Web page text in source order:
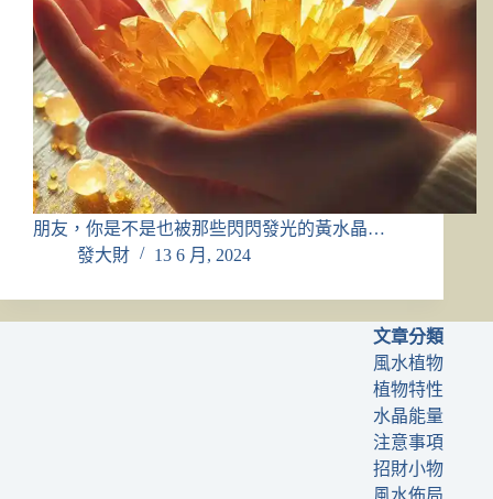
朋友，你是不是也被那些閃閃發光的黃水晶…
發大財
13 6 月, 2024
文章分類
風水植物
植物特性
水晶能量
注意事項
招財小物
風水佈局